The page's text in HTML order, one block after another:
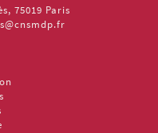
75019 Paris